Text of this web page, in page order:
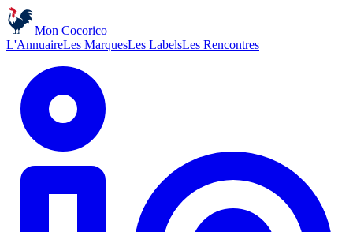
Mon Cocorico
L'AnnuaireLes MarquesLes LabelsLes Rencontres